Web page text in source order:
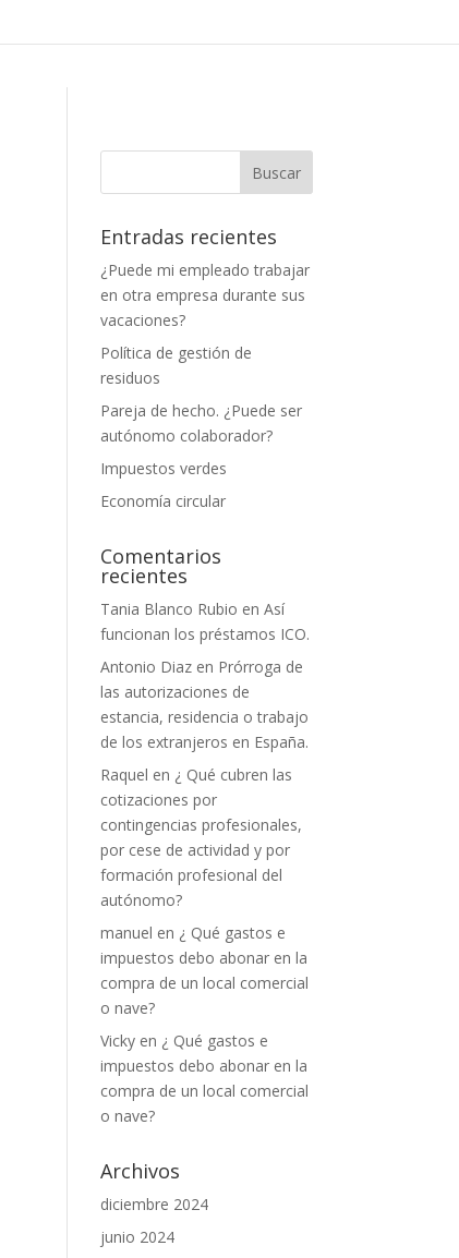
Entradas recientes
¿Puede mi empleado trabajar
en otra empresa durante sus
vacaciones?
Política de gestión de
residuos
Pareja de hecho. ¿Puede ser
autónomo colaborador?
Impuestos verdes
Economía circular
Comentarios
recientes
Tania Blanco Rubio enAsí
funcionan los préstamos ICO.
Antonio Diaz en Prórroga de
las autorizaciones de
estancia, residencia o trabajo
de los extranjeros en España.
Raquel en ¿ Qué cubren las
cotizaciones por
contingencias profesionales,
por cese de actividad y por
formación profesional del
autónomo?
manuel en ¿ Qué gastos e
impuestos debo abonar en la
compra de un local comercial
o nave?
Vicky en ¿ Qué gastos e
impuestos debo abonar en la
compra de un local comercial
o nave?
Archivos
diciembre 2024
junio 2024